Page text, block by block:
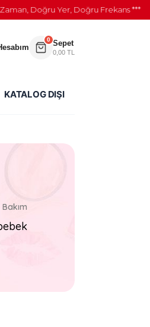
Doğru Yer, Doğru Frekans ***
0 Sepet
0,00 TL
KATALOG DIŞI